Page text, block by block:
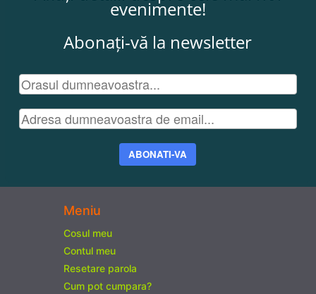
evenimente!
Abonați-vă la newsletter
ABONATI-VA
Meniu
Cosul meu
Contul meu
Resetare parola
Cum pot cumpara?